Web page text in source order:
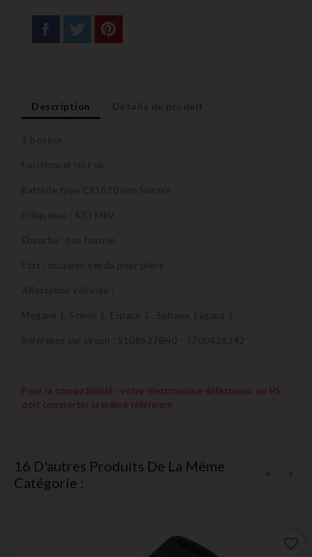
Description
1 bouton
fonctionnel test ok
Batterie type CR1620 non fournie
Fréquence : 433 MHz
Ebauche : non fournie
Etat : occasion vendu pour pièce
Affectation véhicule :
Megane 1, Scenic 1, Espace 3 , Safrane, Laguna 1
Référence sur circuit : S108627BN0 - 7700438342
Pour la compatibilité : votre électronique défectueux ou HS
doit comporter la même référence
16 D'autres Produits De La Même
Catégorie :